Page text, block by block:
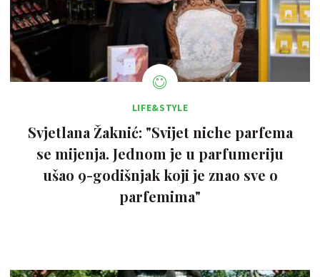
LIFE&STYLE
Svjetlana Žaknić: "Svijet niche parfema
se mijenja. Jednom je u parfumeriju
ušao 9-godišnjak koji je znao sve o
parfemima"